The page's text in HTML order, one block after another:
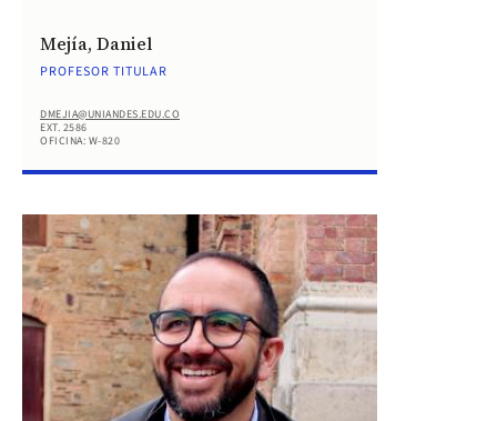
Mejía, Daniel
PROFESOR TITULAR
DMEJIA@UNIANDES.EDU.CO
EXT. 2586
OFICINA: W-820